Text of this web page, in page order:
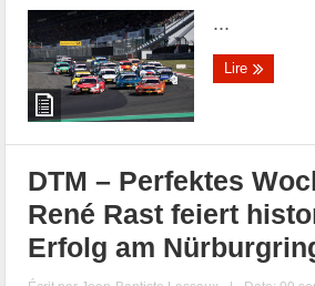
...
Lire
DTM – Perfektes
René Rast feiert
Erfolg am